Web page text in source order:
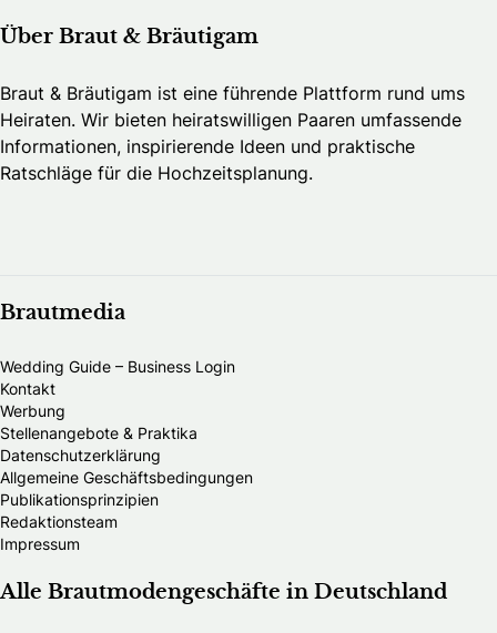
Über Braut & Bräutigam
Braut & Bräutigam ist eine führende Plattform rund ums
Heiraten. Wir bieten heiratswilligen Paaren umfassende
Informationen, inspirierende Ideen und praktische
Ratschläge für die Hochzeitsplanung.
Brautmedia
Wedding Guide – Business Login
Kontakt
Werbung
Stellenangebote & Praktika
Datenschutzerklärung
Allgemeine Geschäftsbedingungen
Publikationsprinzipien
Redaktionsteam
Impressum
Alle Brautmodengeschäfte in Deutschland